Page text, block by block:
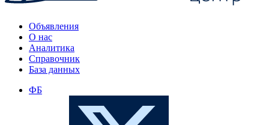
Объявления
О нас
Аналитика
Справочник
База данных
ФБ